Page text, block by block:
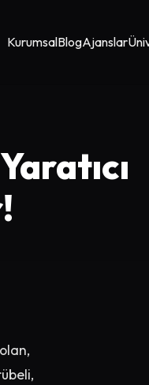
KurumsalBlogAjanslar